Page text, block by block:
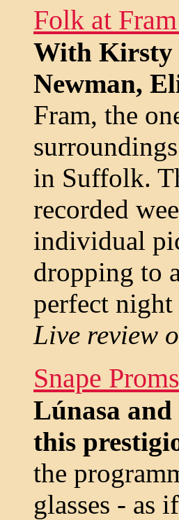
Folk at
With Kirsty
Newman,
Fram, the
in Suffolk.
recorded
individual
dropping to
perfect
Live review
Snape
Lúnasa
this
the
glasses - as